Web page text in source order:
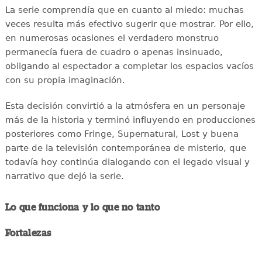
La serie comprendía que en cuanto al miedo: muchas
veces resulta más efectivo sugerir que mostrar. Por ello,
en numerosas ocasiones el verdadero monstruo
permanecía fuera de cuadro o apenas insinuado,
obligando al espectador a completar los espacios vacíos
con su propia imaginación.
Esta decisión convirtió a la atmósfera en un personaje
más de la historia y terminó influyendo en producciones
posteriores como Fringe, Supernatural, Lost y buena
parte de la televisión contemporánea de misterio, que
todavía hoy continúa dialogando con el legado visual y
narrativo que dejó la serie.
Lo que funciona y lo que no tanto
Fortalezas